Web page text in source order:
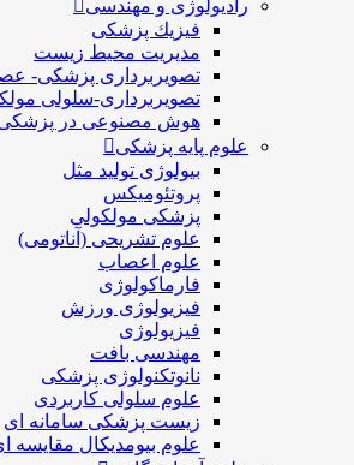
رادیولوژی و مهندسی
فيزيك پزشکی
مدیریت محیط زیست
تصویربرداری پزشکی-
تصویربرداری-سلولی
هوش مصنوعی در
علوم پایه پزشکی
بیولوژی تولید مثل
پروتئومیکس
پزشکی مولکولی
علوم تشریحی (آناتومی)
علوم اعصاب
فارماکولوژی
فیزیولوژی ورزش
فیزیولوژی
مهندسی بافت
نانوتکنولوژی پزشکی
علوم سلولی کاربردی
زیست پزشکی سامانه ای
علوم بیومدیکال مقایسه